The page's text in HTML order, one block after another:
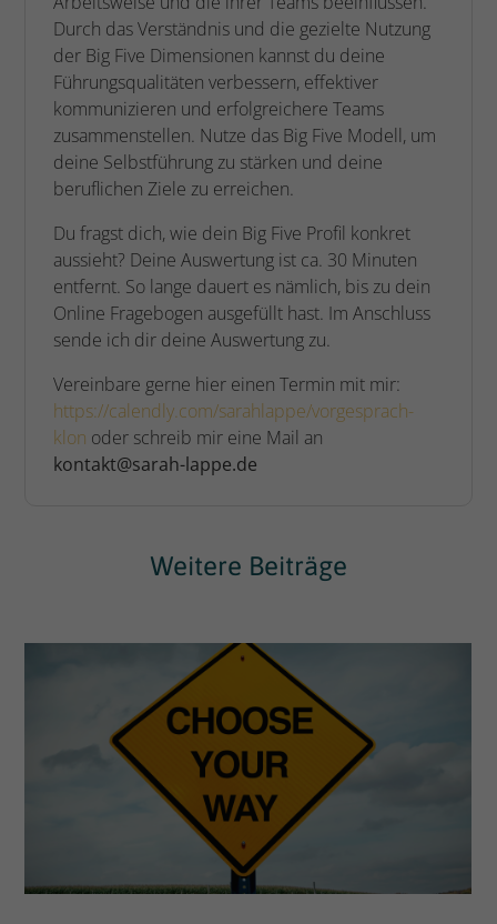
Durch das Verständnis und die gezielte Nutzung
der Big Five Dimensionen kannst du deine
Führungsqualitäten verbessern, effektiver
kommunizieren und erfolgreichere Teams
zusammenstellen. Nutze das Big Five Modell, um
deine Selbstführung zu stärken und deine
beruflichen Ziele zu erreichen.
Du fragst dich, wie dein Big Five Profil konkret
aussieht? Deine Auswertung ist ca. 30 Minuten
entfernt. So lange dauert es nämlich, bis zu dein
Online Fragebogen ausgefüllt hast. Im Anschluss
sende ich dir deine Auswertung zu.
Vereinbare gerne hier einen Termin mit mir:
https://calendly.com/sarahlappe/vorgesprach-
klon oder schreib mir eine Mail an
kontakt@sarah-lappe.de
Weitere Beiträge